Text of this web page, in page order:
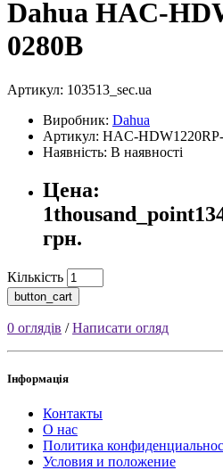
Dahua HAC-
0280B
Артикул: 103513_sec.ua
Виробник: Dahua
Артикул: HAC-
Наявність: В наявності
Цена:
грн.
Кількість
button_cart
0 оглядів /Написати огляд
Інформація
Контакты
О нас
Политика
Условия и положение